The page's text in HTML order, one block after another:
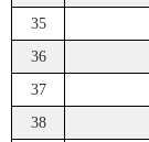
35
36
37
38